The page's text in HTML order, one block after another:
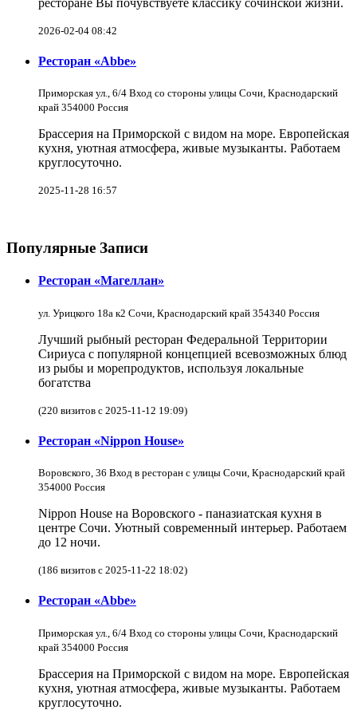
ресторане Вы почувствуете классику сочинской жизни.
2026-02-04 08:42
Ресторан «Abbe»
Приморская ул., 6/4 Вход со стороны улицы Сочи, Краснодарский
край 354000 Россия
Брассерия на Приморской с видом на море. Европейская
кухня, уютная атмосфера, живые музыканты. Работаем
круглосуточно.
2025-11-28 16:57
Популярные Записи
Ресторан «Магеллан»
ул. Урицкого 18а к2 Сочи, Краснодарский край 354340 Россия
Лучший рыбный ресторан Федеральной Территории
Сириуса с популярной концепцией всевозможных блюд
из рыбы и морепродуктов, используя локальные
богатства
(220 визитов с 2025-11-12 19:09)
Ресторан «Nippon House»
Воровского, 36 Вход в ресторан с улицы Сочи, Краснодарский край
354000 Россия
Nippon House на Воровского - паназиатская кухня в
центре Сочи. Уютный современный интерьер. Работаем
до 12 ночи.
(186 визитов с 2025-11-22 18:02)
Ресторан «Abbe»
Приморская ул., 6/4 Вход со стороны улицы Сочи, Краснодарский
край 354000 Россия
Брассерия на Приморской с видом на море. Европейская
кухня, уютная атмосфера, живые музыканты. Работаем
круглосуточно.